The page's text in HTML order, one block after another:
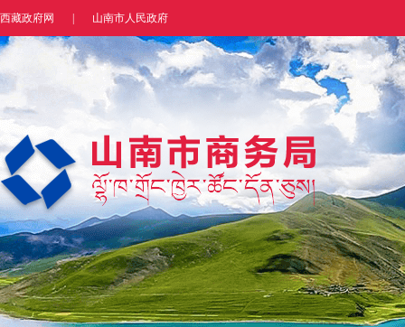
西藏政府网 山南市人民政府